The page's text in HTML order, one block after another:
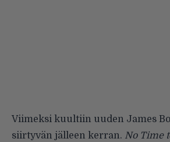
Viimeksi kuultiin uuden James
siirtyvän jälleen kerran. No Time